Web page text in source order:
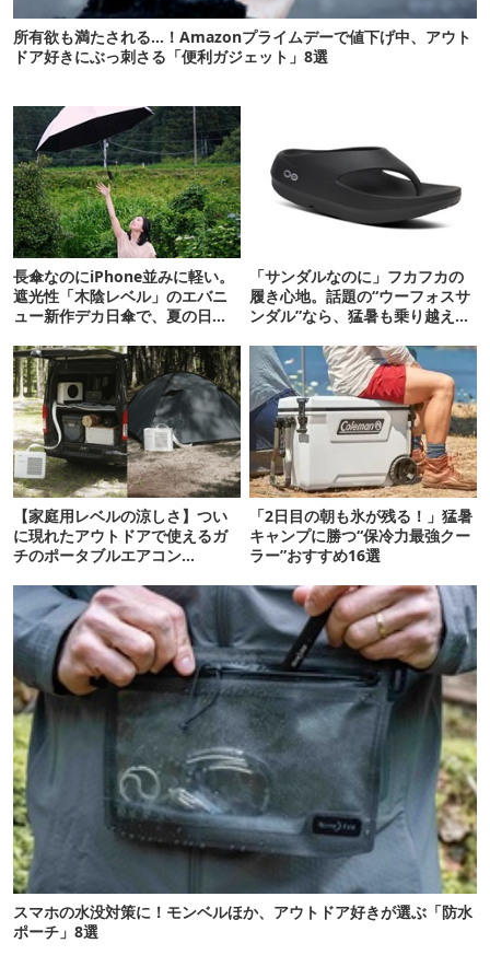
所有欲も満たされる…！Amazonプライムデーで値下げ中、アウト
ドア好きにぶっ刺さる「便利ガジェット」8選
長傘なのにiPhone並みに軽い。
遮光性「木陰レベル」のエバニ
ュー新作デカ日傘で、夏の日焼
「サンダルなのに」フカフカの
履き心地。話題の“ウーフォスサ
ンダル”なら、猛暑も乗り越えら
【家庭用レベルの涼しさ】つい
に現れたアウトドアで使えるガ
チのポータブルエアコン
「2日目の朝も氷が残る！」猛暑
キャンプに勝つ“保冷力最強クー
ラー”おすすめ16選
スマホの水没対策に！モンベルほか、アウトドア好きが選ぶ「防水
ポーチ」8選